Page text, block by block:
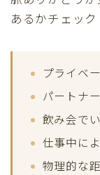
あるかチェック
プライベ
パートナ
飲み会で
仕事中に
物理的な